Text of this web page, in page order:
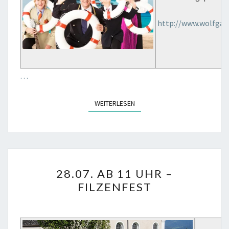
EINEM
DINGS“
http://
…
WEITERLESENWEITERLESEN
AB
11
–
28.07. AB 11 UHR –
FILZENFEST